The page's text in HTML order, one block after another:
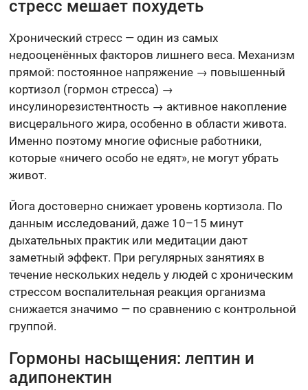
стресс мешает похудеть
Хронический стресс — один из самых
недооценённых факторов лишнего веса. Механизм
прямой: постоянное напряжение → повышенный
кортизол (гормон стресса) →
инсулинорезистентность → активное накопление
висцерального жира, особенно в области живота.
Именно поэтому многие офисные работники,
которые «ничего особо не едят», не могут убрать
живот.
Йога достоверно снижает уровень кортизола. По
данным исследований, даже 10–15 минут
дыхательных практик или медитации дают
заметный эффект. При регулярных занятиях в
течение нескольких недель у людей с хроническим
стрессом воспалительная реакция организма
снижается значимо — по сравнению с контрольной
группой.
Гормоны насыщения: лептин и
адипонектин